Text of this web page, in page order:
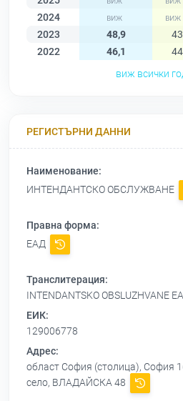
2024
2023
48,9
2022
46,1
виж всички
РЕГИСТЪРНИ ДАННИ
Наименование:
ИНТЕНДАНТСКО ОБСЛУЖВАНЕ
Правна форма:
ЕАД
Транслитерация:
INTENDANTSKO OBSLUZHVANE
ЕИК:
129006778
Адрес:
област София (столица), София
село, ВЛАДАЙСКА 48